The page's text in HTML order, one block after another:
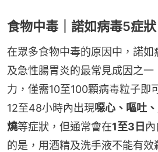
食物中毒｜諾如病毒5症狀
在眾多食物中毒的原因中，諾
及急性腸胃炎的最常見成因之
力，僅需10至100顆病毒粒子即
12至48小時內出現噁心、嘔吐
燒等症狀，但通常會在1至3日
的是，用酒精及洗手液不能有